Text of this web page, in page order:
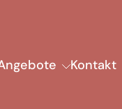
Kontakt